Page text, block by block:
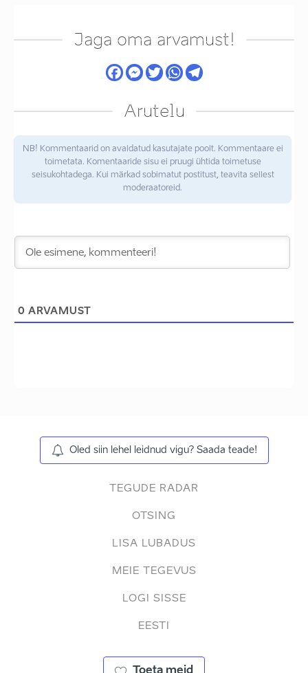
Jaga oma arvamust!
Arutelu
NB! Kommentaarid on avaldatud kasutajate poolt. Kommentaare ei
toimetata. Komentaaride sisu ei pruugi ühtida toimetuse
seisukohtadega. Kui märkad sobimatut postitust, teavita sellest
moderaatoreid.
0 ARVAMUST
Oled siin lehel leidnud vigu? Saada teade!
TEGUDE RADAR
OTSING
LISA LUBADUS
MEIE TEGEVUS
LOGI SISSE
EESTI